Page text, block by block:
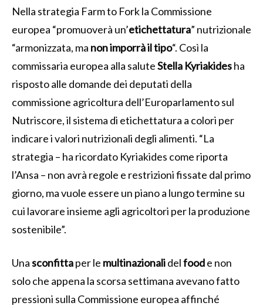
Nella strategia Farm to Fork la Commissione
europea “promuoverà un’etichettatura” nutrizionale
“armonizzata, ma non imporrà il tipo“. Così la
commissaria europea alla saluteStella Kyriakidesha
risposto alle domande dei deputati della
commissione agricoltura dell’Europarlamento sul
Nutriscore, il sistema di etichettatura a colori per
indicare i valori nutrizionali degli alimenti. “La
strategia – ha ricordato Kyriakides come riporta
l’Ansa – non avrà regole e restrizioni fissate dal primo
giorno, ma vuole essere un piano a lungo termine su
cui lavorare insieme agli agricoltori per la produzione
sostenibile”.
Unasconfittaper le multinazionalidelfoode non
solo che appena la scorsa settimana avevano fatto
pressioni sulla Commissione europea affinché